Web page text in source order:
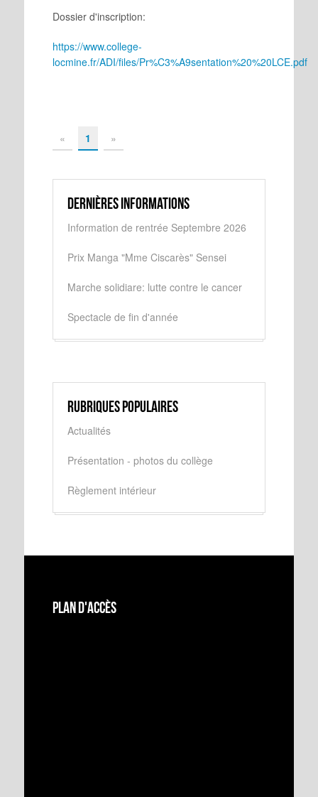
Dossier d'inscription:
https://www.college-
locmine.fr/ADI/files/Pr%C3%A9sentation%20%20LCE.pdf
« 1 »
Dernières informations
Information de rentrée Septembre 2026
Prix Manga "Mme Ciscarès" Sensei
Marche solidiare: lutte contre le cancer
Spectacle de fin d'année
Rubriques populaires
Actualités
Présentation - photos du collège
Règlement intérieur
Plan d'accès